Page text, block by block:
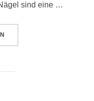
sind eine …
„NAGELSTUDIO JASMINE